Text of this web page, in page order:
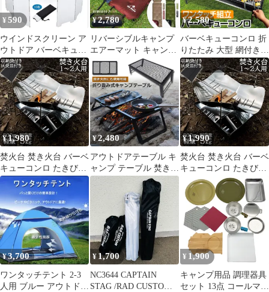
¥ 590
ウインドスクリーン ア
ウトドア バーベキュー
10枚 86cm 調理 風よけ
防風 折りたたみ 折り畳
み アルミ キャンプ用品
¥2,780
リバーシブルキャンプ
エアーマット キャンピ
ングマット リバーシブ
ル エアーマット エアー
ベッド エアマットレス
車中泊 キャンプ用品 寝
袋 連結可能 防災用品
災害 ad024
¥2,580
バーベキューコンロ 折
りたたみ 大型 網付き
キャンプ用品 バーベキ
ューグリル
¥1,980
焚火台 焚き火台 バーベ
キューコンロ たきび台
折りたたみ焚火台 炊き
火台 たき火台 コンパク
ト 軽量 コンパクトBBQ
コンロ 1台多役 1-2人用
BBQ 薪 アウトドア キ
ャンプ用品 携帯便利 収
納袋付き
¥2,480
アウトドアテーブル キ
ャンプ テーブル 焚き火
テーブル 55×30cm 折り
たたみ フィールドラッ
ク キャンプ用品 フルメ
ッシュミニテーブル ス
チール フィールドラッ
ク BBQ 軽量 焚き火 直
火 キャンプ アウトドア
¥1,990
焚火台 焚き火台 バーベ
キューコンロ たきび台
折りたたみ焚火台 炊き
火台 たき火台 コンパク
ト 軽量 コンパクトBBQ
コンロ 1台多役 1-2人用
BBQ 薪 アウトドア キ
ャンプ用品 携帯便利 収
納袋付き
¥3,700
ワンタッチテント 2-3
人用 ブルー アウトドア
¥ 1,700
NC3644 CAPTAIN
STAG /RAD CUSTOM
¥ 1,900
キャンプ用品 調理器具
セット 13点 コールマン